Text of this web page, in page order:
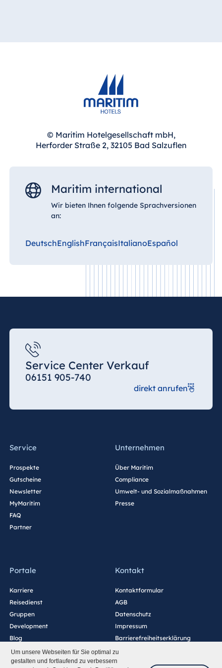
Um unsere Webseiten für Sie optimal zu
gestalten und fortlaufend zu verbessern
© Maritim Hotelgesellschaft mbH,
Herforder Straße 2, 32105 Bad Salzuflen
Maritim international
Wir bieten Ihnen folgende Sprachversionen
an:
DeutschEnglishFrançaisItalianoEspañol
Service Center Verkauf
06151 905-740
direkt anrufen
Service
Prospekte
Gutscheine
Newsletter
MyMaritim
FAQ
Partner
Unternehmen
Über Maritim
Compliance
Umwelt- und Sozialmaßnahmen
Presse
Portale
Karriere
Reisedienst
Gruppen
Development
Blog
Kontakt
Kontaktformular
AGB
Datenschutz
Impressum
Barrierefreiheitserklärung
Cookie-Einstellungen